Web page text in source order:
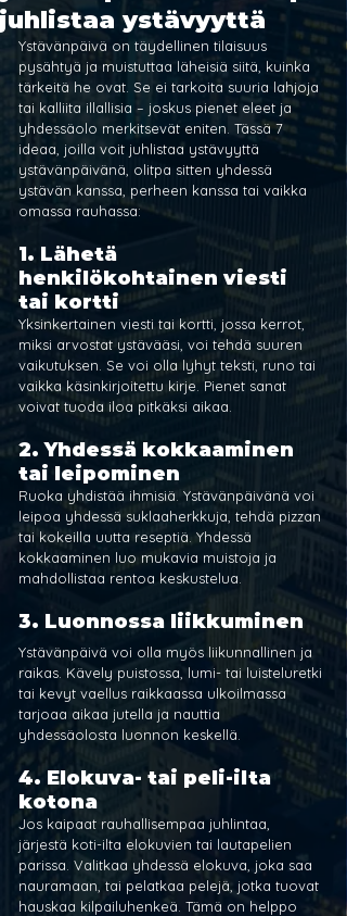
juhlistaa ystävyyttä
Ystävänpäivä on täydellinen tilaisuus
pysähtyä ja muistuttaa läheisiä siitä, kuinka
tärkeitä he ovat. Se ei tarkoita suuria lahjoja
tai kalliita illallisia – joskus pienet eleet ja
yhdessäolo merkitsevät eniten. Tässä 7
ideaa, joilla voit juhlistaa ystävyyttä
ystävänpäivänä, olitpa sitten yhdessä
ystävän kanssa, perheen kanssa tai vaikka
omassa rauhassa:
1. Lähetä
henkilökohtainen viesti
tai kortti
Yksinkertainen viesti tai kortti, jossa kerrot,
miksi arvostat ystävääsi, voi tehdä suuren
vaikutuksen. Se voi olla lyhyt teksti, runo tai
vaikka käsinkirjoitettu kirje. Pienet sanat
voivat tuoda iloa pitkäksi aikaa.
2. Yhdessä kokkaaminen
tai leipominen
Ruoka yhdistää ihmisiä. Ystävänpäivänä voi
leipoa yhdessä suklaaherkkuja, tehdä pizzan
tai kokeilla uutta reseptiä. Yhdessä
kokkaaminen luo mukavia muistoja ja
mahdollistaa rentoa keskustelua.
3. Luonnossa liikkuminen
Ystävänpäivä voi olla myös liikunnallinen ja
raikas. Kävely puistossa, lumi- tai luisteluretki
tai kevyt vaellus raikkaassa ulkoilmassa
tarjoaa aikaa jutella ja nauttia
yhdessäolosta luonnon keskellä.
4. Elokuva- tai peli-ilta
kotona
Jos kaipaat rauhallisempaa juhlintaa,
järjestä koti-ilta elokuvien tai lautapelien
parissa. Valitkaa yhdessä elokuva, joka saa
nauramaan, tai pelatkaa pelejä, jotka tuovat
hauskaa kilpailuhenkeä. Tämä on helppo